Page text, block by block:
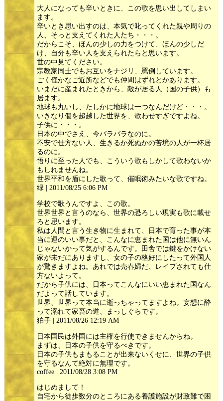
大人になっても辛いときに、この歌を思い出してしまい
ます。
辛いとき思い出すのは、本気で叱ってくれた親や周りの
人、そっと支えてくれた人たち・・・。
だからこそ、ほんの少しの力をつけて、ほんの少しだ
け、自分も辛い人を支えられたらと思います。
世の中見てください。
宗教家同士でもお互いをナジリ、罵倒しています。
ごく僅かなご近所などでも仲間はずれとかあります。
いまだに産まれたときから、敵が居る人（国の子供）も
居ます。
地球も丸いし、たしかに地球は一つなんだけど・・・。
いきなり個を超越した世界を、歌わせすぎですよね。
子供に・・・。
日本の中でさえ、今バラバラなのに。
不安で仕方ない人、生きるか死ぬかの苦境の人が一杯居
るのに。
悟りに至った人でも、こういう歌もしかして歌わないか
もしれませんね。
世界平和を盾にした歌って、催眠術みたいな歌ですね。
緑 | 2011/08/25 6:06 PM
学校で歌うんですよ、この歌。
世界世界と言うのなら、世界の恐ろしい現実も歌に載せ
ろと思います。
私は人間と言う生き物に生まれて、日本で育った事が本
当に運のいい事だと、こんなに恵まれた国は他に無いん
じゃないかって気がするんです。田舎では鍵をかけない
家が未だにありますし、女の子の格好にしたって外国人
が驚きますよね。あれでは売春婦だ、レイプされても仕
方ないよって。
だから子供には、日本ってこんなにいい恵まれた国なん
だよって話しています。
世界、世界って本当に逝っちゃってますよね。妄想に酔
って溺れて家畜の道、まっしぐらです。
狛子 | 2011/08/26 12:19 AM
日本国民は外国には主権を行使できませんからね。
まずは、日本の子供を守るべきです。
日本の子供もまもることが出来ないくせに、世界の子供
を守るなんて絶対に無理です。
coffee | 2011/08/28 3:08 PM
はじめまして！
自宅から徒歩数分のところにある養護施設が財政難で困